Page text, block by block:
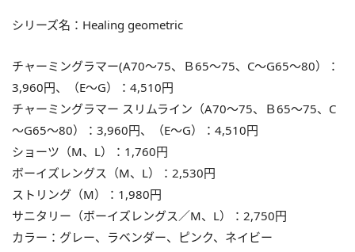
シリーズ名：Healing geometric
チャーミングラマー(A70～75、Ｂ65～75、C～G65～80）：
3,960円、（E～G）：4,510円
チャーミングラマー スリムライン（A70～75、Ｂ65～75、C
～G65～80）：3,960円、（E～G）：4,510円
ショーツ（M、L）：1,760円
ボーイズレングス（M、L）：2,530円
ストリング（M）：1,980円
サニタリー（ボーイズレングス／M、L）：2,750円
カラー：グレー、ラベンダー、ピンク、ネイビー